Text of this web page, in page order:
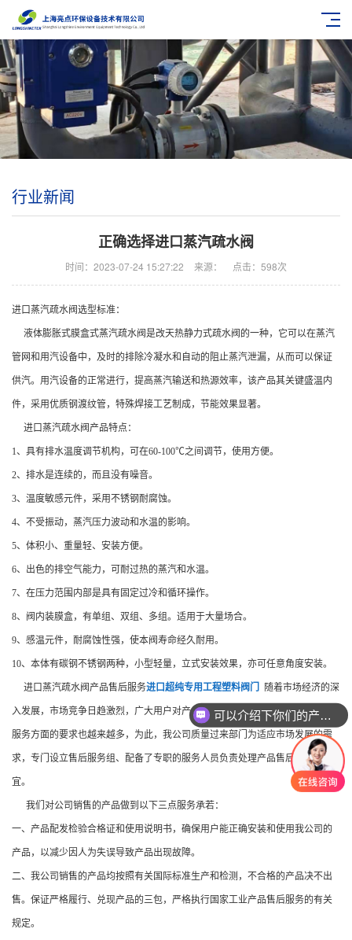
行业新闻
正确选择进口蒸汽疏水阀
时间：2023-07-24 15:27:22 来源： 点击：598次
进口蒸汽疏水阀选型标准：
液体膨胀式膜盒式蒸汽疏水阀是改天热静力式疏水阀的一种，它可以在蒸汽
管网和用汽设备中，及时的排除冷凝水和自动的阻止蒸汽泄漏，从而可以保证
供汽。用汽设备的正常进行，提高蒸汽输送和热源效率，该产品其关键盛温内
件，采用优质钢渡纹管，特殊焊接工艺制成，节能效果显著。
进口蒸汽疏水阀产品特点：
1、具有排水温度调节机构，可在60-100℃之间调节，使用方便。
2、排水是连续的，而且没有噪音。
3、温度敏感元件，采用不锈钢耐腐蚀。
4、不受振动，蒸汽压力波动和水温的影响。
5、体积小、重量轻、安装方便。
6、出色的排空气能力，可耐过热的蒸汽和水温。
7、在压力范围内部是具有固定过冷和循环操作。
8、阀内装膜盒，有单组、双组、多组。适用于大量场合。
9、感温元件，耐腐蚀性强，使本阀寿命经久耐用。
10、本体有碳钢不锈钢两种，小型轻量，立式安装效果，亦可任意角度安装。
进口蒸汽疏水阀产品售后服务进口超纯专用工程塑料阀门 随着市场经济的深
入发展，市场竞争日趋激烈，广大用户对产品的要求也越来越高，并且对售后
服务方面的要求也越来越多，为此，我公司质量过来部门为适应市场发展的需
求，专门设立售后服务组、配备了专职的服务人员负责处理产品售后服务事
宜。
我们对公司销售的产品做到以下三点服务承若：
一、产品配发检验合格证和使用说明书，确保用户能正确安装和使用我公司的
产品，以减少因人为失误导致产品出现故障。
二、我公司销售的产品均按照有关国际标准生产和检测，不合格的产品决不出
售。保证严格履行、兑现产品的三包，严格执行国家工业产品售后服务的有关
规定。